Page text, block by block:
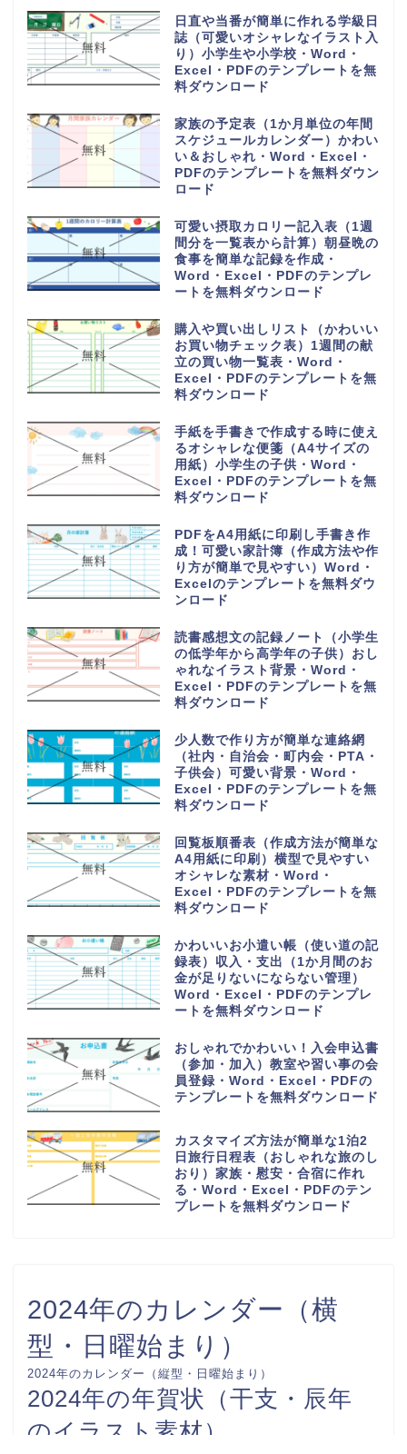
日直や当番が簡単に作れる学級日
誌（可愛いオシャレなイラスト入
り）小学生や小学校・Word・
Excel・PDFのテンプレートを無
料ダウンロード
家族の予定表（1か月単位の年間
スケジュールカレンダー）かわい
い＆おしゃれ・Word・Excel・
PDFのテンプレートを無料ダウン
ロード
可愛い摂取カロリー記入表（1週
間分を一覧表から計算）朝昼晩の
食事を簡単な記録を作成・
Word・Excel・PDFのテンプレ
ートを無料ダウンロード
購入や買い出しリスト（かわいい
お買い物チェック表）1週間の献
立の買い物一覧表・Word・
Excel・PDFのテンプレートを無
料ダウンロード
手紙を手書きで作成する時に使え
るオシャレな便箋（A4サイズの
用紙）小学生の子供・Word・
Excel・PDFのテンプレートを無
料ダウンロード
PDFをA4用紙に印刷し手書き作
成！可愛い家計簿（作成方法や作
り方が簡単で見やすい）Word・
Excelのテンプレートを無料ダウ
ンロード
読書感想文の記録ノート（小学生
の低学年から高学年の子供）おし
ゃれなイラスト背景・Word・
Excel・PDFのテンプレートを無
料ダウンロード
少人数で作り方が簡単な連絡網
（社内・自治会・町内会・PTA・
子供会）可愛い背景・Word・
Excel・PDFのテンプレートを無
料ダウンロード
回覧板順番表（作成方法が簡単な
A4用紙に印刷）横型で見やすい
オシャレな素材・Word・
Excel・PDFのテンプレートを無
料ダウンロード
かわいいお小遣い帳（使い道の記
録表）収入・支出（1か月間のお
金が足りないにならない管理）
Word・Excel・PDFのテンプレ
ートを無料ダウンロード
おしゃれでかわいい！入会申込書
（参加・加入）教室や習い事の会
員登録・Word・Excel・PDFの
テンプレートを無料ダウンロード
カスタマイズ方法が簡単な1泊2
日旅行日程表（おしゃれな旅のし
おり）家族・慰安・合宿に作れ
る・Word・Excel・PDFのテン
プレートを無料ダウンロード
2024年のカレンダー（横
型・日曜始まり）
2024年のカレンダー（縦型・日曜始まり）
2024年の年賀状（干支・辰年
のイラスト素材）